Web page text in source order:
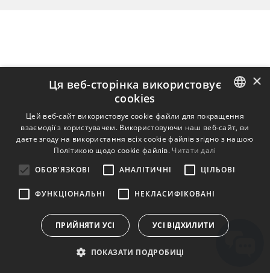
ENGLISH
BULGARIAN
CROATIAN
CZECH
DANISH
DUTCH
ESTONIAN
×
Ця веб-сторінка використовує
cookies
Цей веб-сайт використовує cookie файли для покращення
взаємодії з користувачем. Використовуючи наш веб-сайт, ви
даєте згоду на використання всіх cookie файлів згідно з нашою
Політикою щодо cookie файлів. Читати далі
ОБОВ'ЯЗКОВІ
АНАЛІТИЧНІ ЦІЛЬОВІ
ФУНКЦІОНАЛЬНІ НЕКЛАСИФІКОВАНІ
ПРИЙНЯТИ УСІ УСІ ВІДХИЛИТИ
ПОКАЗАТИ ПОДРОБИЦІ